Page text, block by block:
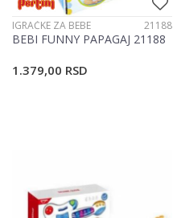
IGRAČKE ZA BEBE 21188
BEBI FUNNY PAPAGAJ 21188
1.379,00 RSD